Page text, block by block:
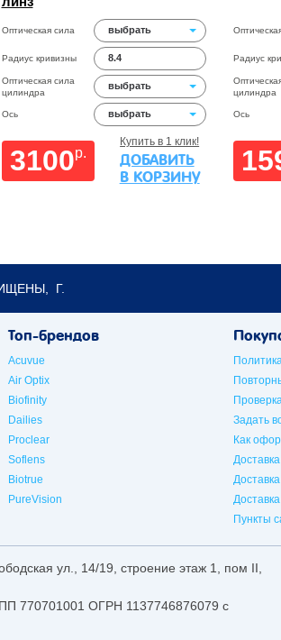
Оптическая сила выбрать
Радиус кривизны 8.4
Оптическая сила
цилиндра
выбрать
Ось выбрать
3100p.
Купить в 1 клик!
ДОБАВИТЬ
В КОРЗИНУ
Радиус
цилиндра
Ось
Г.
Топ-брендов
Acuvue
Air Optix
Biofinity
Dailies
Proclear
Soflens
Biotrue
PureVision
Задать
Как
Пункты
ул., 14/19, строение этаж 1, пом II,
770701001 ОГРН 1137746876079 с